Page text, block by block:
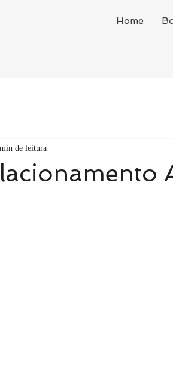
Home
de leitura